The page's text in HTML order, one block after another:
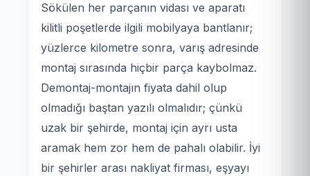
Sökülen her parçanın vidası ve aparatı
kilitli poşetlerde ilgili mobilyaya bantlanır;
yüzlerce kilometre sonra, varış adresinde
montaj sırasında hiçbir parça kaybolmaz.
Demontaj-montajın fiyata dahil olup
olmadığı baştan yazılı olmalıdır; çünkü
uzak bir şehirde, montaj için ayrı usta
aramak hem zor hem de pahalı olabilir. İyi
bir şehirler arası nakliyat firması, eşyayı